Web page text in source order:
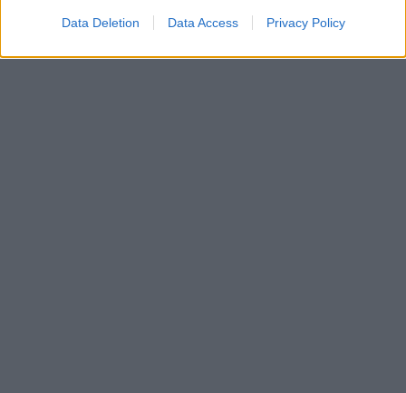
Data Deletion Data Access Privacy Policy